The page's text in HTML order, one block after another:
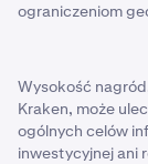
ograniczeniom
Wysokość
Kraken, może
ogólnych celów
inwestycyjnej ani